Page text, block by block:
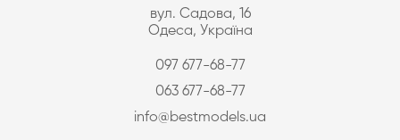
вул. Садова, 16
Одеса, Україна
097 677-68-77
063 677-68-77
info@bestmodels.ua